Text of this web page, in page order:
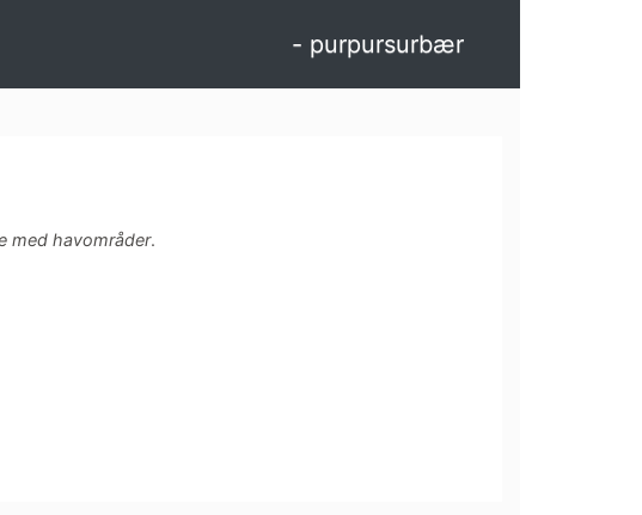
- purpursurbær
med havområder.